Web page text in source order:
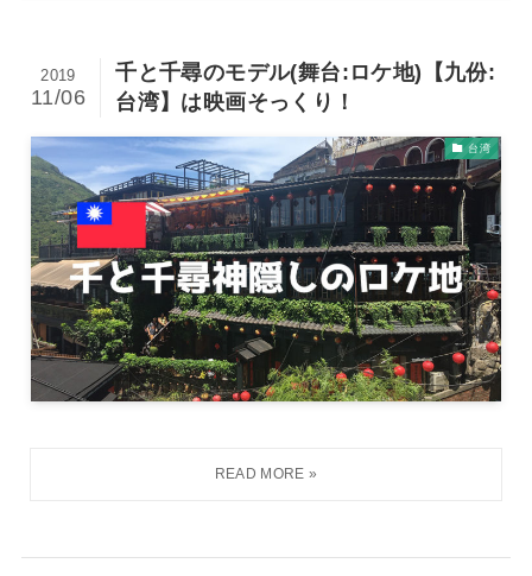
千と千尋のモデル(舞台:ロケ地)【九份:
台湾】は映画そっくり！
2019
11/06
台湾